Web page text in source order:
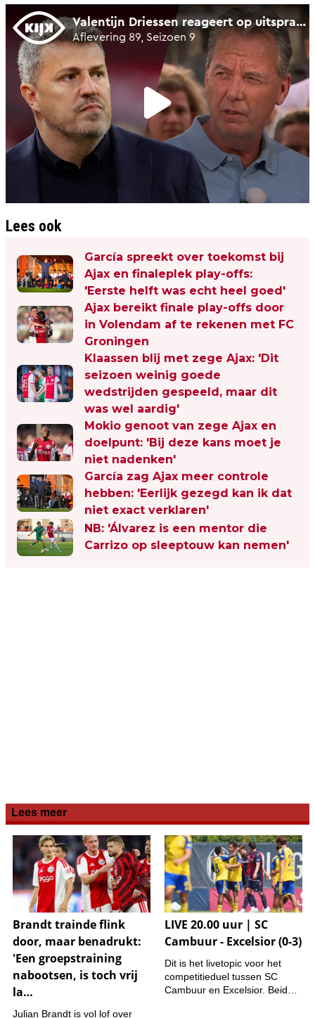
Lees ook
García spreekt over toekomst bij
Ajax en finaleplek play-offs:
'Eerste helft was echt heel goed'
Ajax bereikt finale play-offs door
in Volendam af te rekenen met FC
Groningen
Klaassen blij met zege Ajax: 'Dit
seizoen weinig goede
wedstrijden gespeeld, maar dit
was wel aardig'
Mokio genoot van zege Ajax en
doelpunt: 'Bij deze kans moet je
niet nadenken'
García zag Ajax meer controle
hebben: 'Eerlijk gezegd kan ik dat
niet exact verklaren'
NB: 'Álvarez is een mentor die
Carrizo op sleeptouw kan nemen'